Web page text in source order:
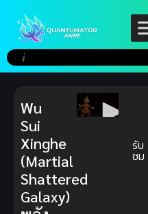
รับ
ชม
Wu
Sui
Xinghe
(Martial
Shattered
Galaxy)